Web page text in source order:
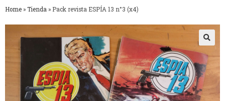
Home » Tienda » Pack revista ESPÍA 13 n°3 (x4)
🔍